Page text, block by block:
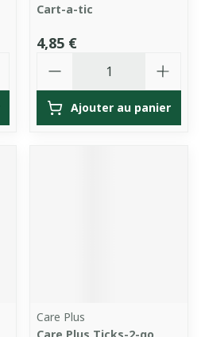
Cart-a-tic
4,85 €
Ajouter au panier
Care Plus